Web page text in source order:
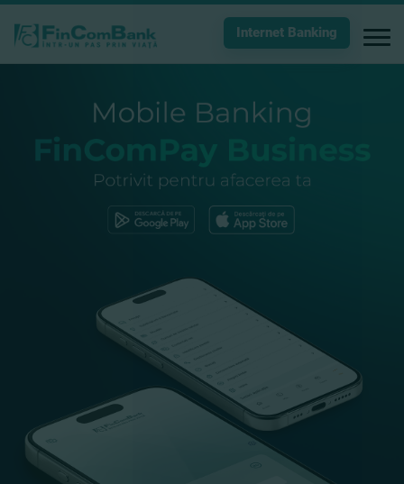
Internet Banking